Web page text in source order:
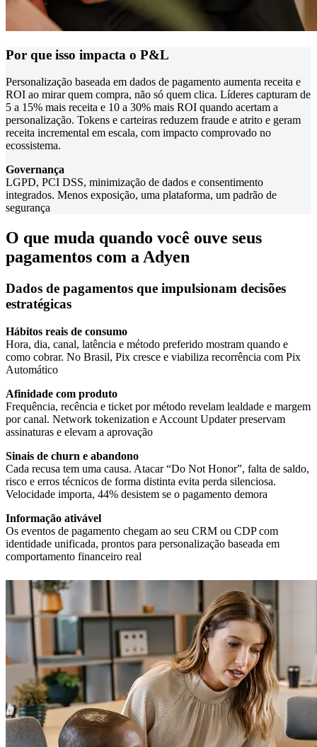
Por que isso impacta o P&L
Personalização baseada em dados de pagamento aumenta receita e
ROI ao mirar quem compra, não só quem clica. Líderes capturam de
5 a 15% mais receita e 10 a 30% mais ROI quando acertam a
personalização. Tokens e carteiras reduzem fraude e atrito e geram
receita incremental em escala, com impacto comprovado no
ecossistema.
LGPD, PCI DSS, minimização de dados e consentimento
integrados. Menos exposição, uma plataforma, um padrão de
segurança
O que muda quando você ouve seus
pagamentos com a Adyen
Dados de pagamentos que impulsionam decisões
estratégicas
Hora, dia, canal, latência e método preferido mostram quando e
como cobrar. No Brasil, Pix cresce e viabiliza recorrência com Pix
Automático
Frequência, recência e ticket por método revelam lealdade e margem
por canal. Network tokenization e Account Updater preservam
assinaturas e elevam a aprovação
Cada recusa tem uma causa. Atacar “Do Not Honor”, falta de saldo,
risco e erros técnicos de forma distinta evita perda silenciosa.
Velocidade importa, 44% desistem se o pagamento demora
Os eventos de pagamento chegam ao seu CRM ou CDP com
identidade unificada, prontos para personalização baseada em
comportamento financeiro real